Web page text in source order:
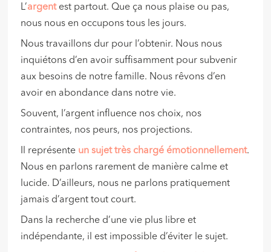
L’argentest partout. Que ça nous plaise ou pas,
nous nous en occupons tous les jours.
Nous travaillons dur pour l’obtenir. Nous nous
inquiétons d’en avoir suffisamment pour subvenir
aux besoins de notre famille. Nous rêvons d’en
avoir en abondance dans notre vie.
Souvent, l’argent influence nos choix, nos
contraintes, nos peurs, nos projections.
Il représente un sujet très chargé émotionnellement.
Nous en parlons rarement de manière calme et
lucide. D’ailleurs, nous ne parlons pratiquement
jamais d’argent tout court.
Dans la recherche d’une vie plus libre et
indépendante, il est impossible d’éviter le sujet.